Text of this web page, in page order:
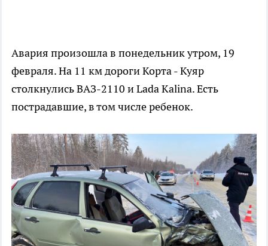
Авария произошла в понедельник утром, 19
февраля. На 11 км дороги Корта - Куяр
столкнулись ВАЗ-2110 и Lada Kalina. Есть
пострадавшие, в том числе ребенок.